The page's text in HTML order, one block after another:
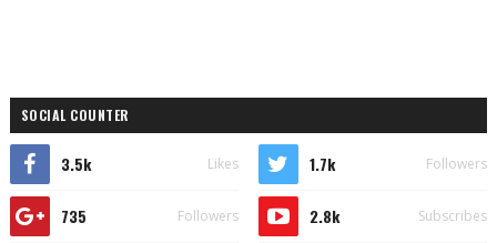
SOCIAL COUNTER
3.5k Likes 1.7k Followers
735 Followers 2.8k Subscribes